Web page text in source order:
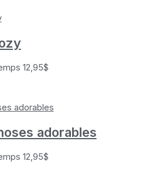
12,95$
adorables
12,95$